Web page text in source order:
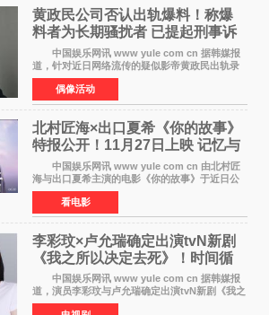
黄政民公司否认出轨爆料！称爆
料者为长期骚扰者 已提起刑事诉
中国娱乐网讯 www yule com cn 据韩媒报
道，针对近日网络流传的疑似影帝黄政民出轨录
音及短信爆料，黄政民所属经纪公司于今日正式
发表声明，明确否认相关传闻。 公司表示，
爆料者是一名长
偶像活动
北村匠海×出口夏希《你的故事》
特报公开！11月27日上映 记忆与
初恋的奇幻交织
中国娱乐网讯 www yule com cn 由北村匠
海与出口夏希主演的电影《你的故事》于近日公
开特报影像，正式定档11月27日上映。 本片
改编自三秋缒同名小说，编剧由曾执笔《孤独摇
滚！》的吉田惠
看电影
李彩玟×卢允瑞确定出演tvN新剧
《我之所以决定去死》！时间循
环青春爱情来袭
中国娱乐网讯 www yule com cn 据韩媒报
道，演员李彩玟与卢允瑞确定出演tvN新剧《我之
所以决定去死》，分别担任男女主角。该剧预计